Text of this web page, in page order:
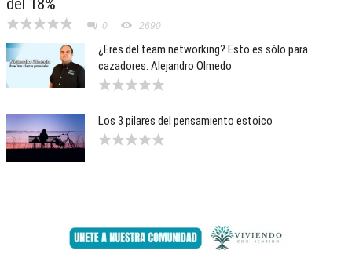
del 18%
0 2690
¿Eres del team networking? Esto es sólo para
cazadores. Alejandro Olmedo
Los 3 pilares del pensamiento estoico